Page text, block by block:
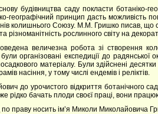
будівництва саду покласти ботаніко-
географічний принцип дасть можливість
колишнього Союзу. М.М. Гришко писав,
різноманітність рослинного світу на
величезна робота зі створення
організовані експедиції до радянської
матеріалу. Були здійснені
насіння, у тому числі ендемів і реліктів.
до урочистого відкриття ботанічного
рідко бачать плоди своєї праці, вони
праву носить ім’я Миколи Миколайовича